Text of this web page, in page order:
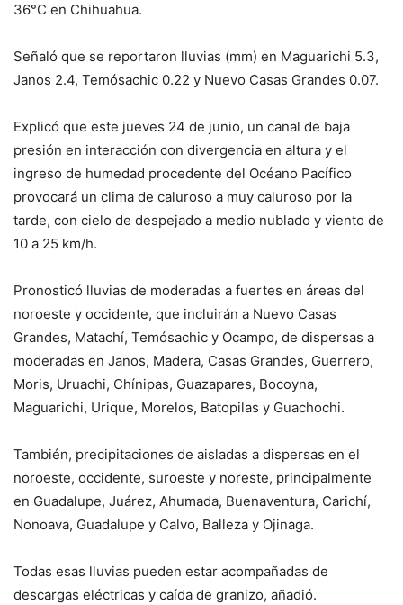
36°C en Chihuahua.
Señaló que se reportaron lluvias (mm) en Maguarichi 5.3,
Janos 2.4, Temósachic 0.22 y Nuevo Casas Grandes 0.07.
Explicó que este jueves 24 de junio, un canal de baja
presión en interacción con divergencia en altura y el
ingreso de humedad procedente del Océano Pacífico
provocará un clima de caluroso a muy caluroso por la
tarde, con cielo de despejado a medio nublado y viento de
10 a 25 km/h.
Pronosticó lluvias de moderadas a fuertes en áreas del
noroeste y occidente, que incluirán a Nuevo Casas
Grandes, Matachí, Temósachic y Ocampo, de dispersas a
moderadas en Janos, Madera, Casas Grandes, Guerrero,
Moris, Uruachi, Chínipas, Guazapares, Bocoyna,
Maguarichi, Urique, Morelos, Batopilas y Guachochi.
También, precipitaciones de aisladas a dispersas en el
noroeste, occidente, suroeste y noreste, principalmente
en Guadalupe, Juárez, Ahumada, Buenaventura, Carichí,
Nonoava, Guadalupe y Calvo, Balleza y Ojinaga.
Todas esas lluvias pueden estar acompañadas de
descargas eléctricas y caída de granizo, añadió.